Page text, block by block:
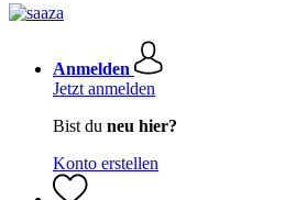
Anmelden
Jetzt anmelden
Bist du neu hier?
Konto erstellen